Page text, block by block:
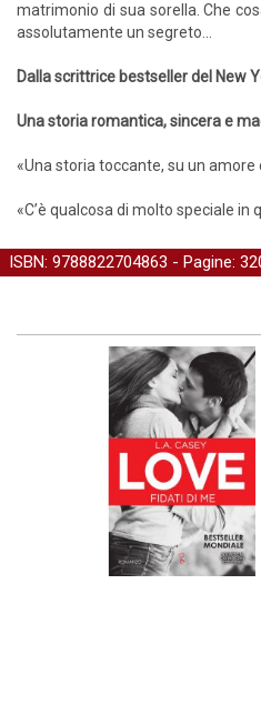
matrimonio di sua sorella. Che
assolutamente un segreto…
Dalla scrittrice bestseller del New
Una storia romantica, sincera e
«Una storia toccante, su un
«C’è qualcosa di molto speciale
ISBN: 9788822704863 - Pagine: